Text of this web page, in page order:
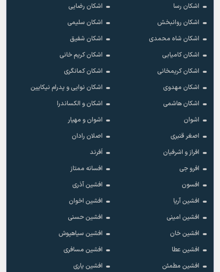
اشکان رسا
اشکان رضایی
اشکان روانبخش
اشکان سلیمی
اشکان شاه محمدی
اشکان شفیق
اشکان کامیابی
اشکان کریم خانی
اشکان کریمخانی
اشکان کمانگری
اشکان مهدوی
اشکان نوایی و پدرام نیکایین
اشکان هاشمی
اشکان و الکساندرا
اشوان
اشوان و مهیار
اصغر قنبری
اصلان رادان
افراز و اشرفیان
اَفرند
افرو جی
افسانه ممتاز
افسون
افشین آذری
افشین آریا
افشین اخوان
افشین امینی
افشین حسنی
افشین خان
افشین سیاهپوش
افشین عطا
افشین مسافری
افشین مطمئن
افشین یاری